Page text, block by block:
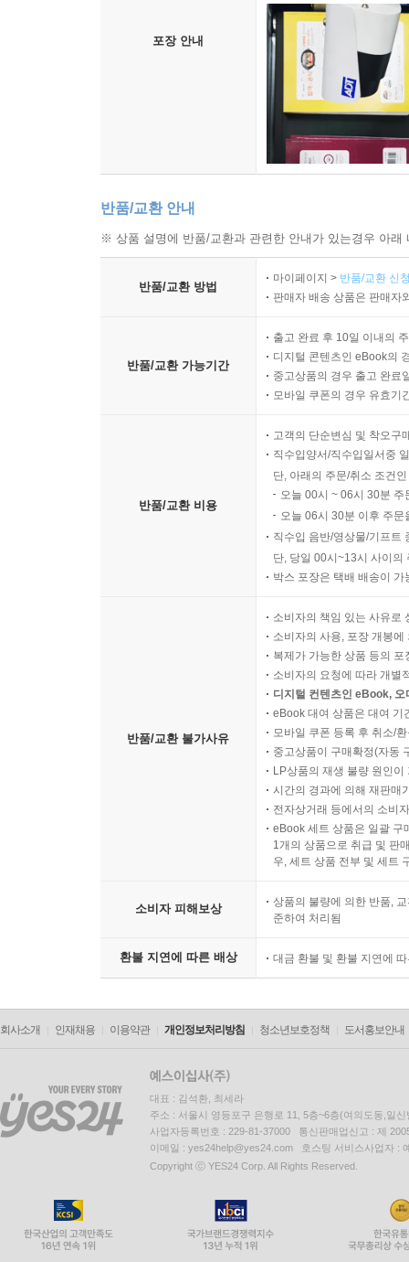
때로는 말로 설명할 수 없는 느낌이 작품에 대한
넘어 스스로 새로운 의미를 창출하게 된다. --- 「
마지막 수업, 새로운 ‘미학’을 향한 첫걸음이 되다
2009년 9월 11일, 6년간 몸을 담았던 중앙대를
강의실에서 ‘마지막 수업：화가의 자화상’이란
강의가 곧 고별 강연이었기에 강의는 단 1회로
마지막 수업 이후 그에게 이전보다 더 많은 강
포장 안내
반품/교환 안내
※ 상품 설명에 반품/교환과 관련한 안내가 있는경우 아
반품/교환 방법
마이페이지 > 반품/교환 신
판매자 배송 상품은 판매자
반품/교환 가능기간
출고 완료 후 10일 이내의
디지털 콘텐츠인 eBook의
중고상품의 경우 출고 완료
모바일 쿠폰의 경우 유효기
반품/교환 비용
고객의 단순변심 및 착오구
직수입양서/직수입일서중
단, 아래의 주문/취소 조건
오늘 00시 ~ 06시 30분
오늘 06시 30분 이후 주
직수입 음반/영상물/기프트
단, 당일 00시~13시 사이의
박스 포장은 택배 배송이
반품/교환 불가사유
소비자의 책임 있는 사유로
소비자의 사용, 포장 개봉
복제가 가능한 상품 등의
소비자의 요청에 따라 개별
디지털 컨텐츠인 eBook,
eBook 대여 상품은 대여 기
모바일 쿠폰 등록 후 취소/
중고상품이 구매확정(자동
LP상품의 재생 불량 원인
시간의 경과에 의해 재판매
전자상거래 등에서의 소비
eBook 세트 상품은 일괄 구
1개의 상품으로 취급 및 판
우, 세트 상품 전부 및 세트
소비자 피해보상
상품의 불량에 의한 반품,
준하여 처리됨
환불 지연에 따른 배상 대금 환불 및 환불 지연에
회사소개 인재채용 이용약관 개인정보처리방침 청소년보호정책 도서홍보안내
대표 : 김석환, 최세라
주소 : 서울시 영등포구 은행로 11, 5층~6층(여의도동,일신
사업자등록번호 : 229-81-37000 통신판매업신고 : 제
이메일 : yes24help@yes24.com 호스팅 서비스사업자 :
Copyright ⓒ YES24 Corp. All Rights Reserved.